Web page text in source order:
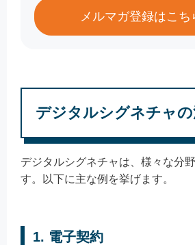
メルマガ登録はこち
デジタルシグネチャの
デジタルシグネチャは、様々な分
す。以下に主な例を挙げます。
1. 電子契約